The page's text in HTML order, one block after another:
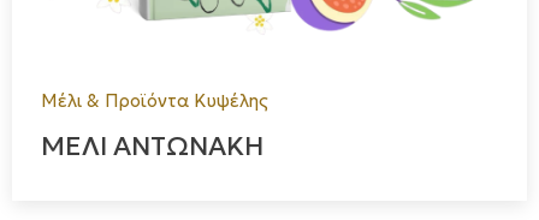
Μέλι & Προϊόντα Κυψέλης
ΜΕΛΙ ΑΝΤΩΝΑΚΗ